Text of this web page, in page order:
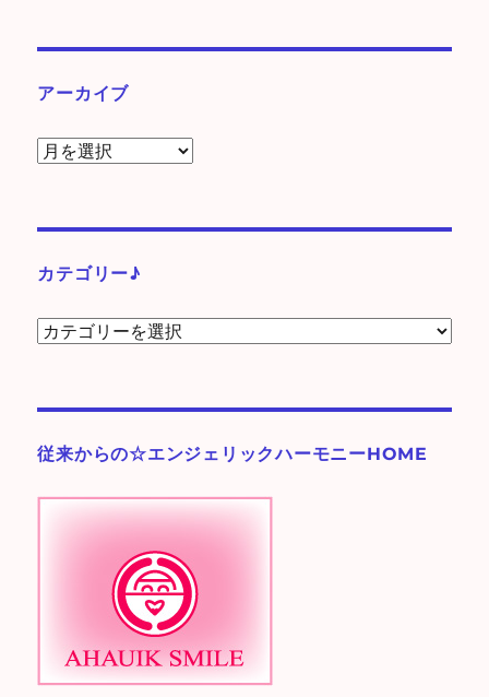
アーカイブ
ア
ブ
カテゴリー♪
カ
ー
従来からの☆エンジェリックハーモニーHOME